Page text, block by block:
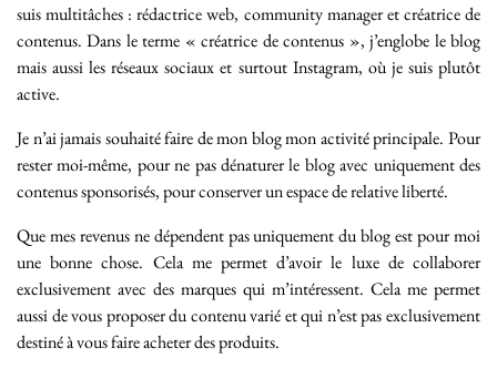
suis multitâches : rédactrice web, community manager et créatrice de
contenus. Dans le terme « créatrice de contenus », j’englobe le blog
mais aussi les réseaux sociaux et surtout Instagram, où je suis plutôt
active.
Je n’ai jamais souhaité faire de mon blog mon activité principale. Pour
rester moi-même, pour ne pas dénaturer le blog avec uniquement des
contenus sponsorisés, pour conserver un espace de relative liberté.
Que mes revenus ne dépendent pas uniquement du blog est pour moi
une bonne chose. Cela me permet d’avoir le luxe de collaborer
exclusivement avec des marques qui m’intéressent. Cela me permet
aussi de vous proposer du contenu varié et qui n’est pas exclusivement
destiné à vous faire acheter des produits.